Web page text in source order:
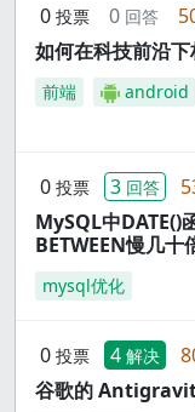
0 投票 0 回答
如何在科技前沿
前端 android
0 投票 3 回答
MySQL中DATE()
BETWEEN慢几十
mysql优化
0 投票 4 解决
谷歌的